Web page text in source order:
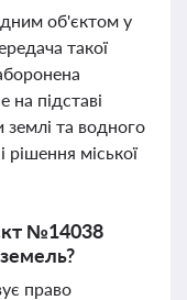
об'єктом у
такої
підставі
та водного
рішення міської
№14038
право